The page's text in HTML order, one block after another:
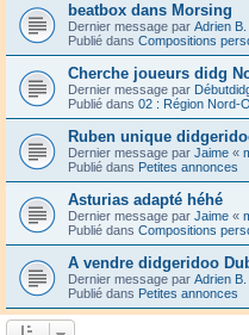
beatbox dans Morsing
Dernier message par Adrien B.
Publié dans Compositions
Cherche joueurs didg
Dernier message par
Publié dans 02 : Région Nord-
Ruben unique
Dernier message par Jaime «
Publié dans Petites annonces
Asturias adapté héhé
Dernier message par Jaime «
Publié dans Compositions
A vendre didgeridoo
Dernier message par Adrien B.
Publié dans Petites annonces